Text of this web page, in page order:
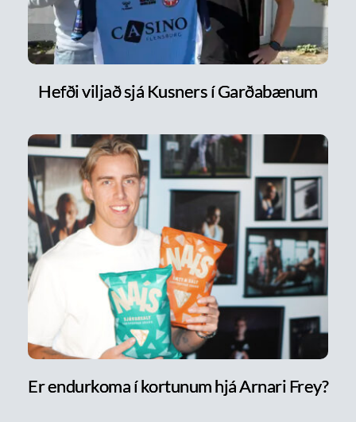
Hefði viljað sjá Kusners í Garðabænum
Er endurkoma í kortunum hjá Arnari Frey?